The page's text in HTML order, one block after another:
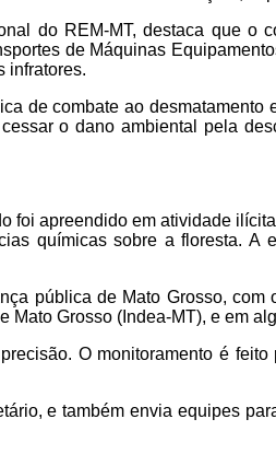
do REM-MT, destaca que
de Máquinas
infratores.
de combate ao
o dano ambiental pela
apreendido em atividade
químicas sobre a floresta.
pública de Mato Grosso,
Mato Grosso (Indea-MT), e em
O monitoramento é
e também envia equipes